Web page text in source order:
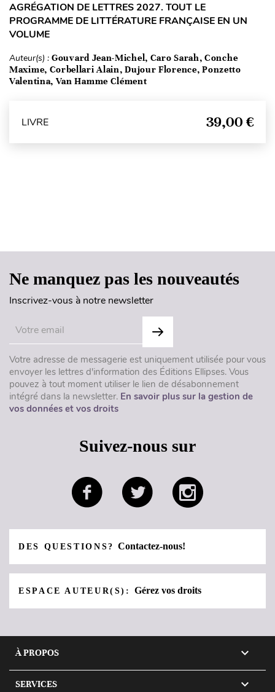
AGRÉGATION DE LETTRES 2027. TOUT LE
PROGRAMME DE LITTÉRATURE FRANÇAISE EN UN
VOLUME
Auteur(s) : Gouvard Jean-Michel, Caro Sarah, Conche
Maxime, Corbellari Alain, Dujour Florence, Ponzetto
Valentina, Van Hamme Clément
LIVRE 39,00 €
Ne manquez pas les nouveautés
Inscrivez-vous à notre newsletter
Votre adresse de messagerie est uniquement utilisée pour vous
envoyer les lettres d'information des Éditions Ellipses. Vous
pouvez à tout moment utiliser le lien de désabonnement
intégré dans la newsletter. En savoir plus sur la gestion de
vos données et vos droits
Suivez-nous sur
DES QUESTIONS?Contactez-nous!
ESPACE AUTEUR(S):Gérez vos droits
À PROPOS 
SERVICES 